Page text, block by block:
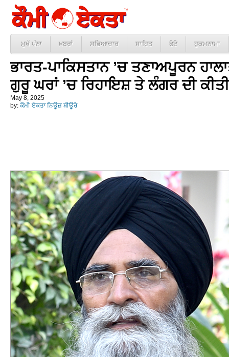
ਮੁਖੱ ਪੰਨਾ ਖ਼ਬਰਾਂ ਸਭਿਆਚਾਰ ਸਾਹਿਤ ਫੋਟੋ ਹੁਕਮਨਾਮਾ
ਭਾਰਤ-ਪਾਕਿਸਤਾਨ ’ਚ ਤਣਾਅਪੂਰਨ
ਗੁਰੂ ਘਰਾਂ ’ਚ ਰਿਹਾਇਸ਼ ਤੇ ਲੰਗਰ ਦੀ
May 8, 2025
by: ਕੌਮੀ ਏਕਤਾ ਨਿਊਜ਼ ਬੀਊਰੋ